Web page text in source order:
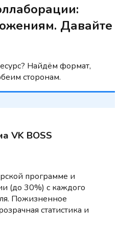
Давайте
Найдём формат,
сторонам.
VK BOSS
программе и
(до 30%) с каждого
Пожизненное
статистика и